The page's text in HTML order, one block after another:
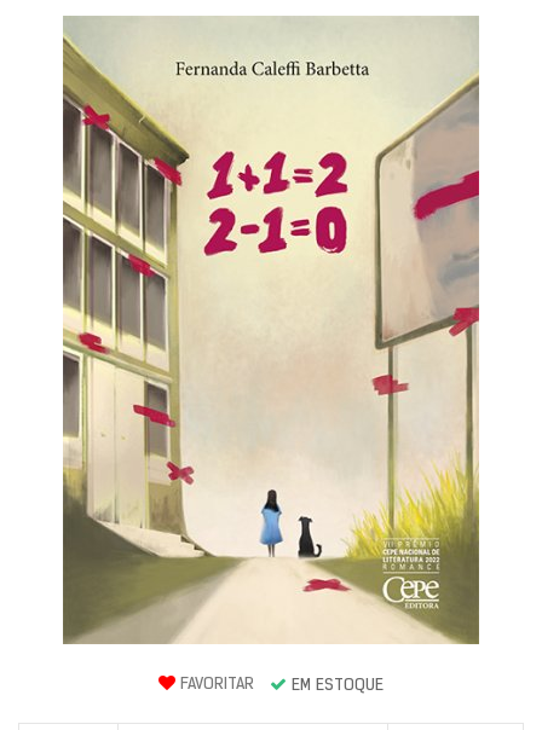
FAVORITAR EM ESTOQUE